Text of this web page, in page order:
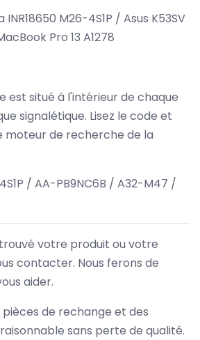
M26-4S1P / Asus K53SV
Pro 13 A1278
est situé à l'intérieur de chaque
signalétique. Lisez le code et
moteur de recherche de la
/ AA-PB9NC6B / A32-M47 /
votre produit ou votre
contacter. Nous ferons de
aider.
pièces de rechange et des
sans perte de qualité.